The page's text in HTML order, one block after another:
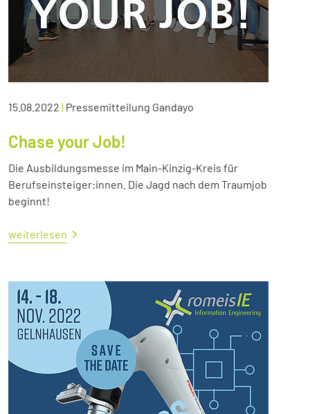
15.08.2022 | Pressemitteilung Gandayo
Chase your Job!
Die Ausbildungsmesse im Main-Kinzig-Kreis für
Berufseinsteiger:innen. Die Jagd nach dem Traumjob
beginnt!
weiterlesen